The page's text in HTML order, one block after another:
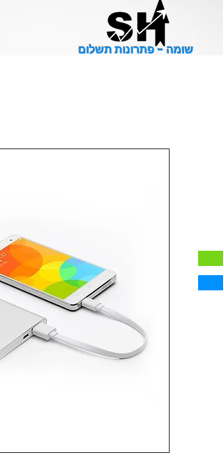
שומה - פתרונות תשלום